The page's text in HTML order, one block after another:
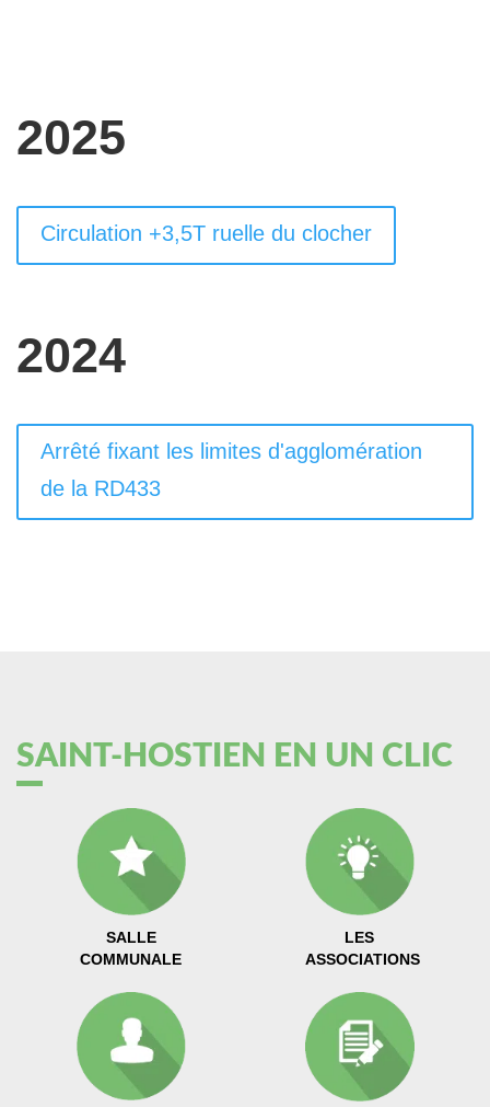
2025
Circulation +3,5T ruelle du clocher
2024
Arrêté fixant les limites d'agglomération
de la RD433
SAINT-HOSTIEN EN UN CLIC
SALLE
COMMUNALE
LES
ASSOCIATIONS